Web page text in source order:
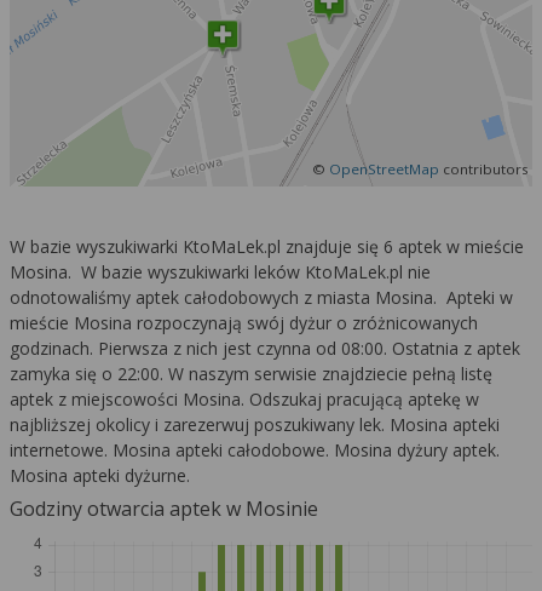
© OpenStreetMap contributors
W bazie wyszukiwarki KtoMaLek.pl znajduje się 6 aptek w mieście
Mosina. W bazie wyszukiwarki leków KtoMaLek.pl nie
odnotowaliśmy aptek całodobowych z miasta Mosina. Apteki w
mieście Mosina rozpoczynają swój dyżur o zróżnicowanych
godzinach. Pierwsza z nich jest czynna od 08:00. Ostatnia z aptek
zamyka się o 22:00. W naszym serwisie znajdziecie pełną listę
aptek z miejscowości Mosina. Odszukaj pracującą aptekę w
najbliższej okolicy i zarezerwuj poszukiwany lek. Mosina apteki
internetowe. Mosina apteki całodobowe. Mosina dyżury aptek.
Mosina apteki dyżurne.
Godziny otwarcia aptek w Mosinie